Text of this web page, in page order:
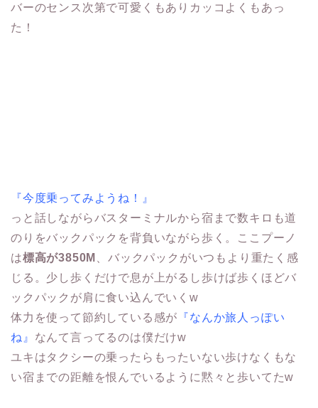
バーのセンス次第で可愛くもありカッコよくもあっ
た！
『今度乗ってみようね！』
っと話しながらバスターミナルから宿まで数キロも道
のりをバックパックを背負いながら歩く。ここプーノ
は標高が3850M
、バックパックがいつもより重たく感
じる。少し歩くだけで息が上がるし歩けば歩くほどバ
ックパックが肩に食い込んでいくw
体力を使って節約している感が 『なんか旅人っぽい
ね』 なんて言ってるのは僕だけw
ユキはタクシーの乗ったらもったいない歩けなくもな
い宿までの距離を恨んでいるように黙々と歩いてたw